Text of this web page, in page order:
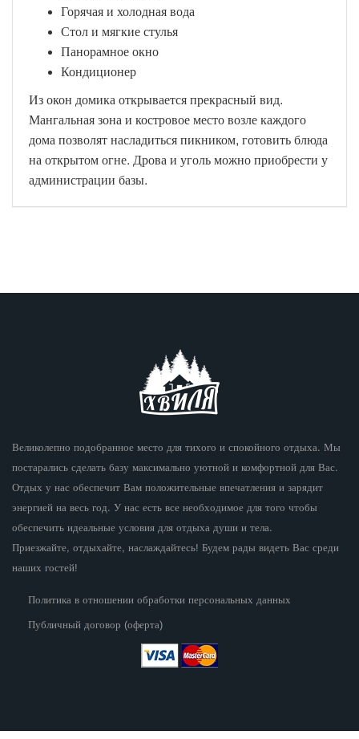
Горячая и холодная вода
Стол и мягкие стулья
Панорамное окно
Кондиционер
Из окон домика открывается прекрасный вид.
Мангальная зона и костровое место возле каждого
дома позволят насладиться пикником, готовить блюда
на открытом огне. Дрова и уголь можно приобрести у
администрации базы.
Великолепно подобранное место для тихого и спокойного отдыха. Мы
постарались сделать базу максимально уютной и комфортной для Вас.
Отдых у нас обеспечит Вам положительные впечатления и зарядит
энергией на весь год. У нас есть все необходимое для того чтобы
обеспечить идеальные условия для отдыха души и тела.
Приезжайте, отдыхайте, наслаждайтесь! Будем рады видеть Вас среди
наших гостей!
Политика в отношении обработки персональных данных
Публичный договор (оферта)